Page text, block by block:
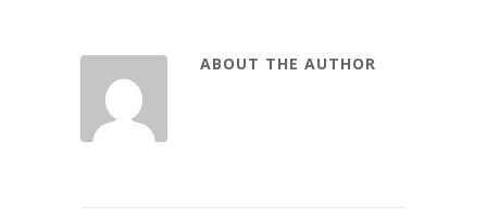
ABOUT THE AUTHOR